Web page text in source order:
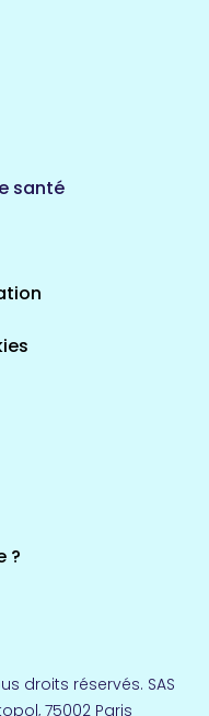
Alpes
santé
santé
?
droits réservés. SAS
75002 Paris